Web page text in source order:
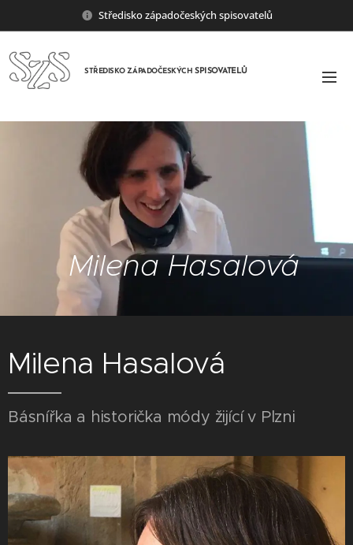
Středisko západočeských spisovatelů
STŘEDISKO ZÁPADOČESKÝCH SPISOVATELŮ
Milena Hasalová
Milena Hasalová
Básnířka a historička módy žijící v Plzni